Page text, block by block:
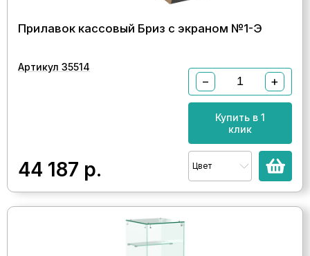
Прилавок кассовый Бриз с экраном №1-Э
Артикул 35514
44 187 р.
− +
Купить в 1
клик
Цвет